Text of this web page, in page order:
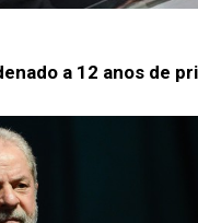
a 12 anos de